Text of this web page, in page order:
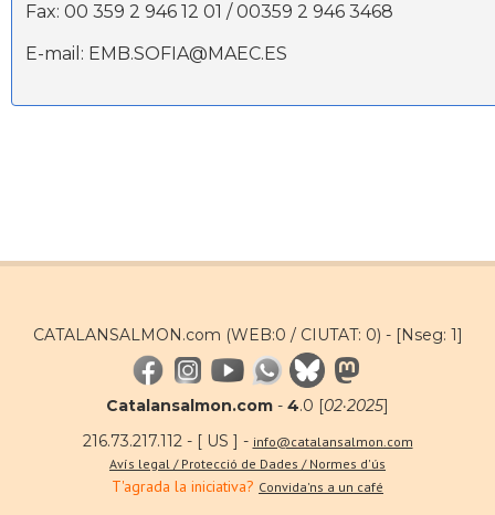
Fax: 00 359 2 946 12 01 / 00359 2 946 3468
E-mail: EMB.SOFIA@MAEC.ES
CATALANSALMON.com (WEB:0 / CIUTAT: 0) - [Nseg: 1]
Catalansalmon.com - 4.0 [02·2025]
216.73.217.112 - [ US ] - info@catalansalmon.com
Avís legal / Protecció de Dades / Normes d'ús
T'agrada la iniciativa? Convida'ns a un café